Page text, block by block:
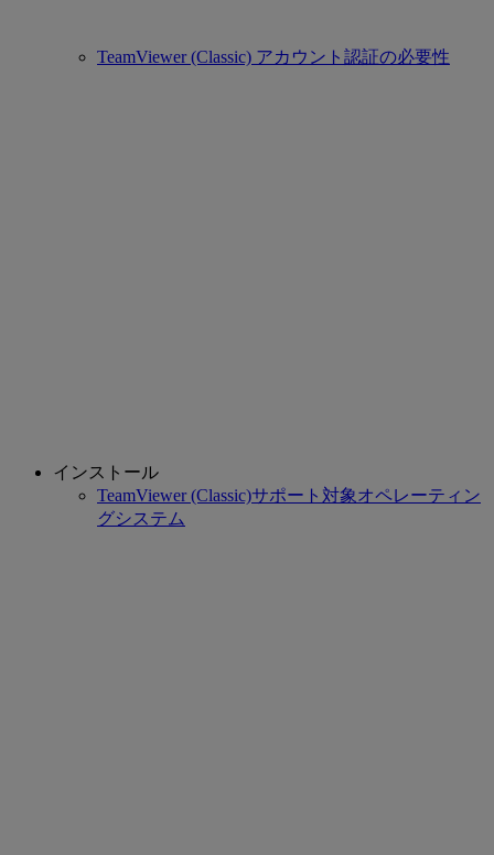
TeamViewer (Classic) アカウント認証の必要性
インストール
TeamViewer (Classic)サポート対象オペレーティン
グシステム